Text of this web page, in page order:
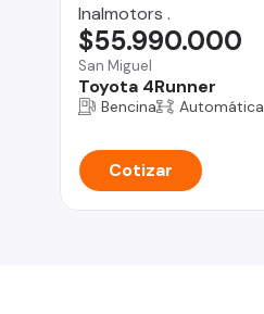
Inalmotors .
San Miguel
Toyota 4Runner
$55.990.000
Bencina Automática
Cotizar